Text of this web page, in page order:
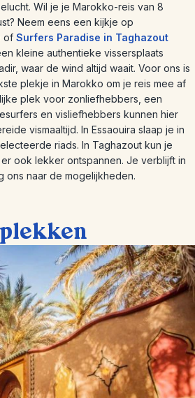
Wil je je Marokko-reis van 8
Neem eens een kijkje op
of Surfers Paradise in Taghazout
kleine authentieke vissersplaats
waar de wind altijd waait. Voor ons is
plekje in Marokko om je reis mee af
plek voor zonliefhebbers, een
en visliefhebbers kunnen hier
vismaaltijd. In Essaouira slaap je in
riads. In Taghazout kun je
ook lekker ontspannen. Je verblijft in
ons naar de mogelijkheden.